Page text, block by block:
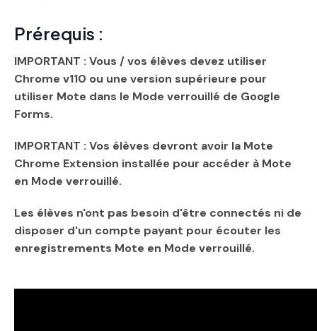
Prérequis :
IMPORTANT : Vous / vos élèves devez utiliser
Chrome v110 ou une version supérieure pour
utiliser Mote dans le Mode verrouillé de Google
Forms.
IMPORTANT : Vos élèves devront avoir la Mote
Chrome Extension installée pour accéder à Mote
en Mode verrouillé.
Les élèves n'ont pas besoin d'être connectés ni de
disposer d'un compte payant pour écouter les
enregistrements Mote en Mode verrouillé.